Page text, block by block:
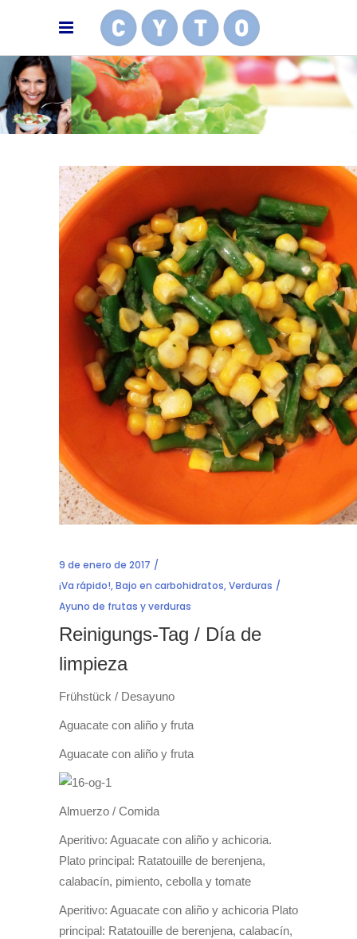
9 de enero de 2017
¡Va rápido!,Bajo en carbohidratos,Verduras
Ayuno de frutas y verduras
Reinigungs-Tag / Día de
limpieza
Frühstück / Desayuno
Aguacate con aliño y fruta
Aguacate con aliño y fruta
Almuerzo / Comida
Aperitivo: Aguacate con aliño y achicoria.
Plato principal: Ratatouille de berenjena,
calabacín, pimiento, cebolla y tomate
Aperitivo: Aguacate con aliño y achicoria Plato
principal: Ratatouille de berenjena, calabacín,